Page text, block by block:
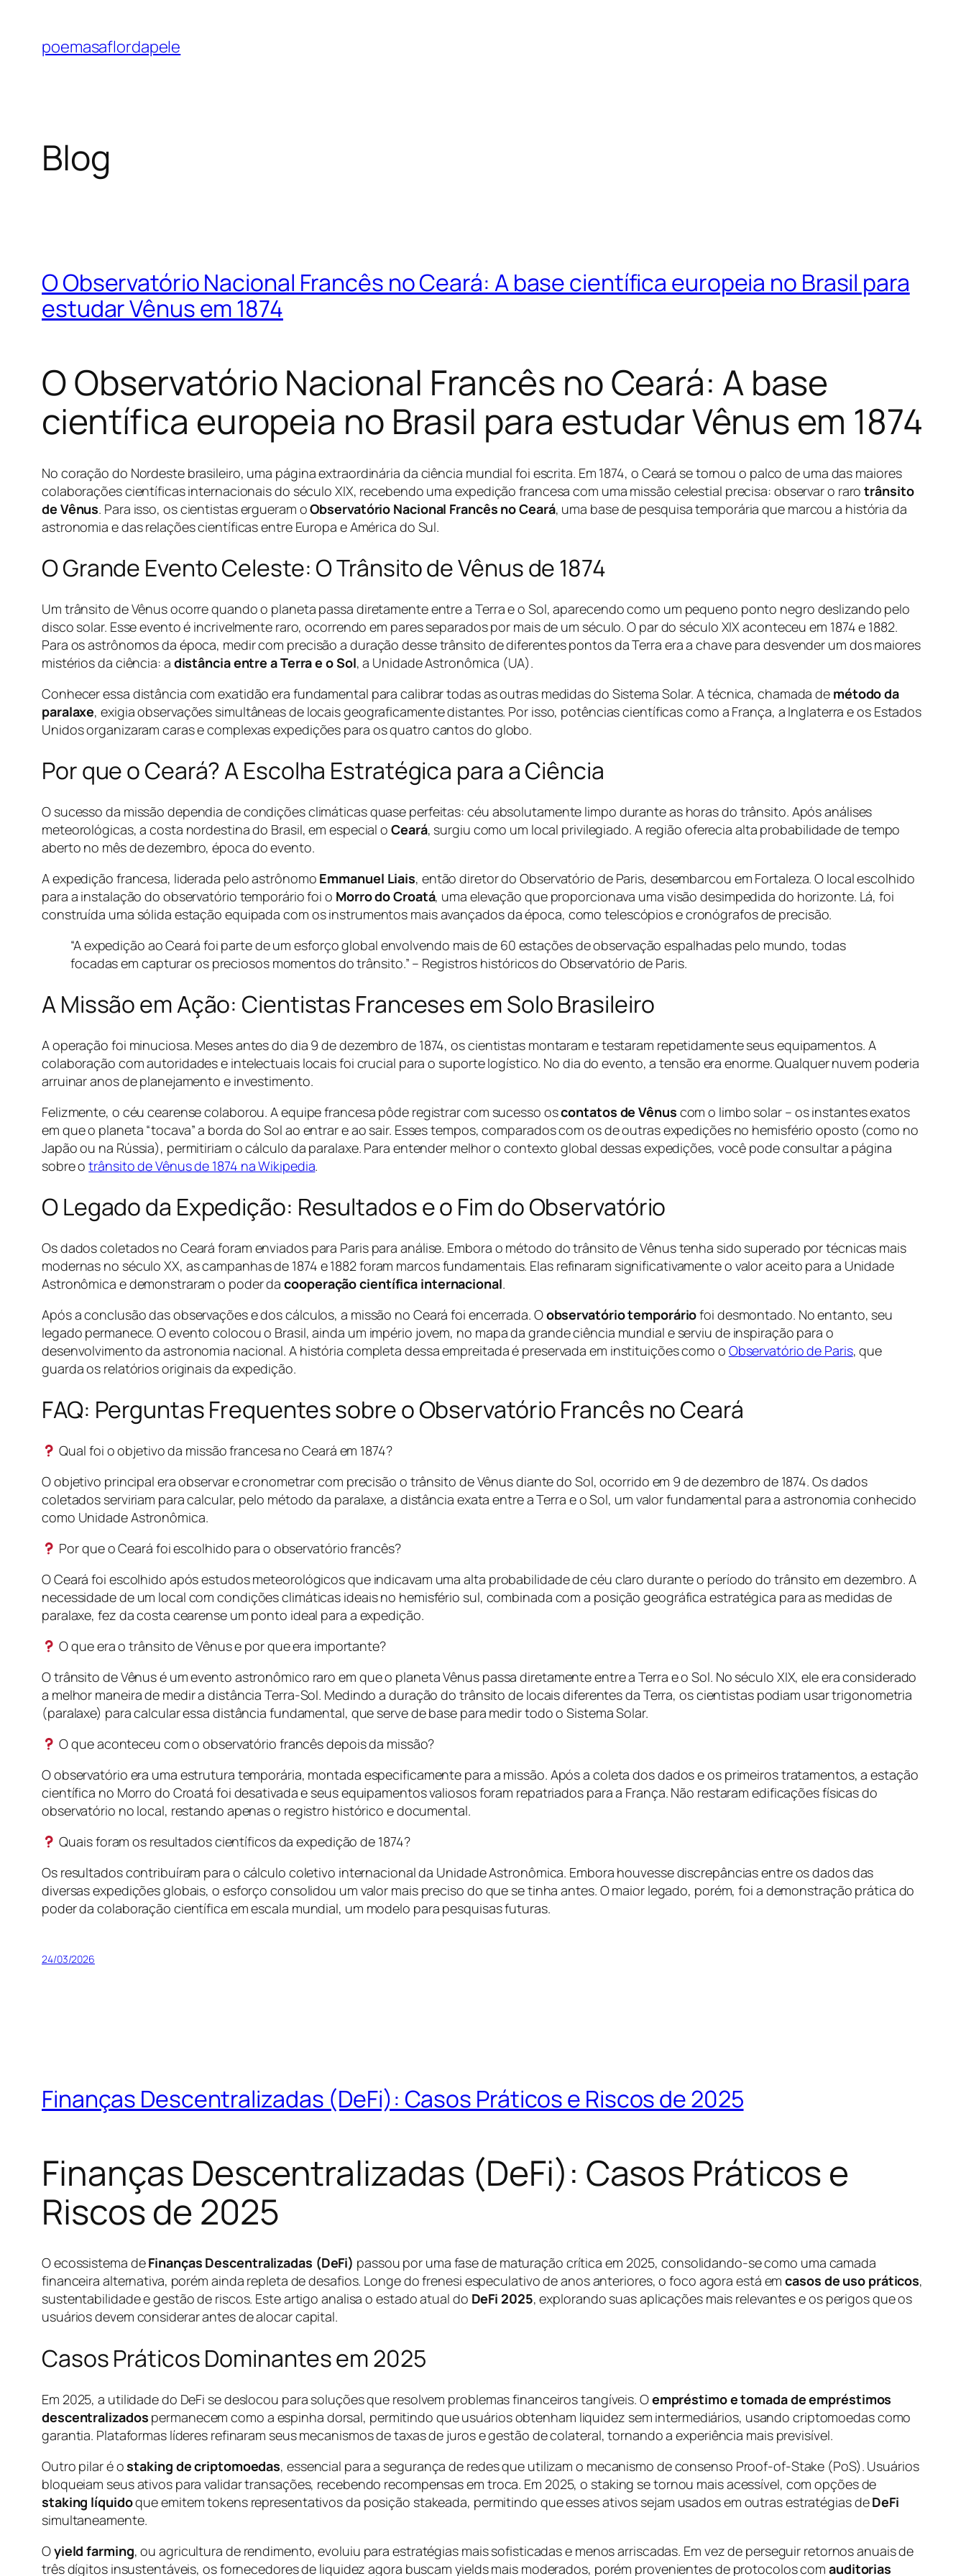
poemasaflordapele
Blog
O Observatório Nacional Francês no Ceará: A base científica europeia no Brasil para
estudar Vênus em 1874
O Observatório Nacional Francês no Ceará: A base
científica europeia no Brasil para estudar Vênus em 1874
No coração do Nordeste brasileiro, uma página extraordinária da ciência mundial foi escrita. Em 1874, o Ceará se tornou o palco de uma das maiores
colaborações científicas internacionais do século XIX, recebendo uma expedição francesa com uma missão celestial precisa: observar o rarotrânsito
de Vênus. Para isso, os cientistas ergueram oObservatório Nacional Francês no Ceará, uma base de pesquisa temporária que marcou a história da
astronomia e das relações científicas entre Europa e América do Sul.
O Grande Evento Celeste: O Trânsito de Vênus de 1874
Um trânsito de Vênus ocorre quando o planeta passa diretamente entre a Terra e o Sol, aparecendo como um pequeno ponto negro deslizando pelo
disco solar. Esse evento é incrivelmente raro, ocorrendo em pares separados por mais de um século. O par do século XIX aconteceu em 1874 e 1882.
Para os astrônomos da época, medir com precisão a duração desse trânsito de diferentes pontos da Terra era a chave para desvender um dos maiores
mistérios da ciência: a distância entre a Terra e o Sol, a Unidade Astronômica (UA).
Conhecer essa distância com exatidão era fundamental para calibrar todas as outras medidas do Sistema Solar. A técnica, chamada de método da
paralaxe, exigia observações simultâneas de locais geograficamente distantes. Por isso, potências científicas como a França, a Inglaterra e os Estados
Unidos organizaram caras e complexas expedições para os quatro cantos do globo.
Por que o Ceará? A Escolha Estratégica para a Ciência
O sucesso da missão dependia de condições climáticas quase perfeitas: céu absolutamente limpo durante as horas do trânsito. Após análises
meteorológicas, a costa nordestina do Brasil, em especial o Ceará, surgiu como um local privilegiado. A região oferecia alta probabilidade de tempo
aberto no mês de dezembro, época do evento.
A expedição francesa, liderada pelo astrônomo Emmanuel Liais, então diretor do Observatório de Paris, desembarcou em Fortaleza. O local escolhido
para a instalação do observatório temporário foi o Morro do Croatá, uma elevação que proporcionava uma visão desimpedida do horizonte. Lá, foi
construída uma sólida estação equipada com os instrumentos mais avançados da época, como telescópios e cronógrafos de precisão.
“A expedição ao Ceará foi parte de um esforço global envolvendo mais de 60 estações de observação espalhadas pelo mundo, todas
focadas em capturar os preciosos momentos do trânsito.” – Registros históricos do Observatório de Paris.
A Missão em Ação: Cientistas Franceses em Solo Brasileiro
A operação foi minuciosa. Meses antes do dia 9 de dezembro de 1874, os cientistas montaram e testaram repetidamente seus equipamentos. A
colaboração com autoridades e intelectuais locais foi crucial para o suporte logístico. No dia do evento, a tensão era enorme. Qualquer nuvem poderia
arruinar anos de planejamento e investimento.
Felizmente, o céu cearense colaborou. A equipe francesa pôde registrar com sucesso oscontatos de Vênus com o limbo solar – os instantes exatos
em que o planeta “tocava” a borda do Sol ao entrar e ao sair. Esses tempos, comparados com os de outras expedições no hemisfério oposto (como no
Japão ou na Rússia), permitiriam o cálculo da paralaxe. Para entender melhor o contexto global dessas expedições, você pode consultar a página
sobre otrânsito de Vênus de 1874 na Wikipedia.
O Legado da Expedição: Resultados e o Fim do Observatório
Os dados coletados no Ceará foram enviados para Paris para análise. Embora o método do trânsito de Vênus tenha sido superado por técnicas mais
modernas no século XX, as campanhas de 1874 e 1882 foram marcos fundamentais. Elas refinaram significativamente o valor aceito para a Unidade
Astronômica e demonstraram o poder dacooperação científica internacional.
Após a conclusão das observações e dos cálculos, a missão no Ceará foi encerrada. Oobservatório temporáriofoi desmontado. No entanto, seu
legado permanece. O evento colocou o Brasil, ainda um império jovem, no mapa da grande ciência mundial e serviu de inspiração para o
desenvolvimento da astronomia nacional. A história completa dessa empreitada é preservada em instituições como o Observatório de Paris, que
guarda os relatórios originais da expedição.
FAQ: Perguntas Frequentes sobre o Observatório Francês no Ceará
Qual foi o objetivo da missão francesa no Ceará em 1874?
O objetivo principal era observar e cronometrar com precisão o trânsito de Vênus diante do Sol, ocorrido em 9 de dezembro de 1874. Os dados
coletados serviriam para calcular, pelo método da paralaxe, a distância exata entre a Terra e o Sol, um valor fundamental para a astronomia conhecido
como Unidade Astronômica.
Por que o Ceará foi escolhido para o observatório francês?
O Ceará foi escolhido após estudos meteorológicos que indicavam uma alta probabilidade de céu claro durante o período do trânsito em dezembro. A
necessidade de um local com condições climáticas ideais no hemisfério sul, combinada com a posição geográfica estratégica para as medidas de
paralaxe, fez da costa cearense um ponto ideal para a expedição.
O que era o trânsito de Vênus e por que era importante?
O trânsito de Vênus é um evento astronômico raro em que o planeta Vênus passa diretamente entre a Terra e o Sol. No século XIX, ele era considerado
a melhor maneira de medir a distância Terra-Sol. Medindo a duração do trânsito de locais diferentes da Terra, os cientistas podiam usar trigonometria
(paralaxe) para calcular essa distância fundamental, que serve de base para medir todo o Sistema Solar.
O que aconteceu com o observatório francês depois da missão?
O observatório era uma estrutura temporária, montada especificamente para a missão. Após a coleta dos dados e os primeiros tratamentos, a estação
científica no Morro do Croatá foi desativada e seus equipamentos valiosos foram repatriados para a França. Não restaram edificações físicas do
observatório no local, restando apenas o registro histórico e documental.
Quais foram os resultados científicos da expedição de 1874?
Os resultados contribuíram para o cálculo coletivo internacional da Unidade Astronômica. Embora houvesse discrepâncias entre os dados das
diversas expedições globais, o esforço consolidou um valor mais preciso do que se tinha antes. O maior legado, porém, foi a demonstração prática do
poder da colaboração científica em escala mundial, um modelo para pesquisas futuras.
24/03/2026
Finanças Descentralizadas (DeFi): Casos Práticos e Riscos de 2025
Finanças Descentralizadas (DeFi): Casos Práticos e
Riscos de 2025
O ecossistema deFinanças Descentralizadas (DeFi) passou por uma fase de maturação crítica em 2025, consolidando-se como uma camada
financeira alternativa, porém ainda repleta de desafios. Longe do frenesi especulativo de anos anteriores, o foco agora está emcasos de uso práticos,
sustentabilidade e gestão de riscos. Este artigo analisa o estado atual do DeFi 2025, explorando suas aplicações mais relevantes e os perigos que os
usuários devem considerar antes de alocar capital.
Casos Práticos Dominantes em 2025
Em 2025, a utilidade do DeFi se deslocou para soluções que resolvem problemas financeiros tangíveis. Oempréstimo e tomada de empréstimos
descentralizados permanecem como a espinha dorsal, permitindo que usuários obtenham liquidez sem intermediários, usando criptomoedas como
garantia. Plataformas líderes refinaram seus mecanismos de taxas de juros e gestão de colateral, tornando a experiência mais previsível.
Outro pilar é ostaking de criptomoedas, essencial para a segurança de redes que utilizam o mecanismo de consenso Proof-of-Stake (PoS). Usuários
bloqueiam seus ativos para validar transações, recebendo recompensas em troca. Em 2025, o staking se tornou mais acessível, com opções de
staking líquidoque emitem tokens representativos da posição stakeada, permitindo que esses ativos sejam usados em outras estratégias deDeFi
simultaneamente.
Oyield farming, ou agricultura de rendimento, evoluiu para estratégias mais sofisticadas e menos arriscadas. Em vez de perseguir retornos anuais de
três dígitos insustentáveis, os fornecedores de liquidez agora buscam yields mais moderados, porém provenientes de protocolos comauditorias